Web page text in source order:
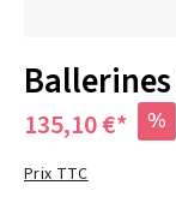
135,10 €* %
Prix TTC